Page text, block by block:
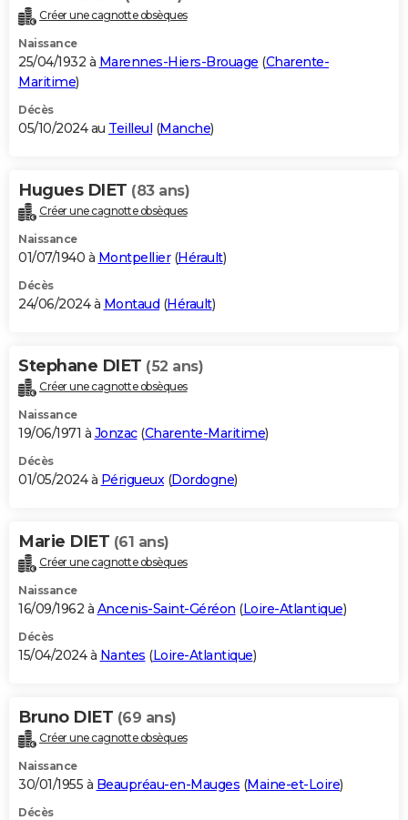
Créer une cagnotte obsèques
Naissance
25/04/1932 à Marennes-Hiers-Brouage (Charente-
Maritime)
Décès
05/10/2024 au Teilleul (Manche)
Hugues DIET (83 ans)
Créer une cagnotte obsèques
Naissance
01/07/1940 à Montpellier(Hérault)
Décès
24/06/2024 à Montaud (Hérault)
Stephane DIET (52 ans)
Créer une cagnotte obsèques
Naissance
19/06/1971 à Jonzac(Charente-Maritime)
Décès
01/05/2024 à Périgueux(Dordogne)
Marie DIET (61 ans)
Créer une cagnotte obsèques
Naissance
16/09/1962 à Ancenis-Saint-Géréon (Loire-Atlantique)
Décès
15/04/2024 à Nantes (Loire-Atlantique)
Bruno DIET (69 ans)
Créer une cagnotte obsèques
Naissance
30/01/1955 à Beaupréau-en-Mauges (Maine-et-Loire)
Décès